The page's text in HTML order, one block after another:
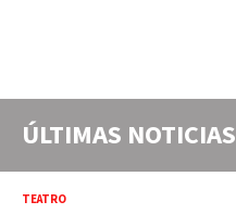
ÚLTIMAS NOTICIAS
TEATRO